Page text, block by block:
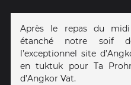
Après le repas du
étanché notre soif
l’exceptionnel site
en tuktuk pour Ta
d’Angkor Vat.